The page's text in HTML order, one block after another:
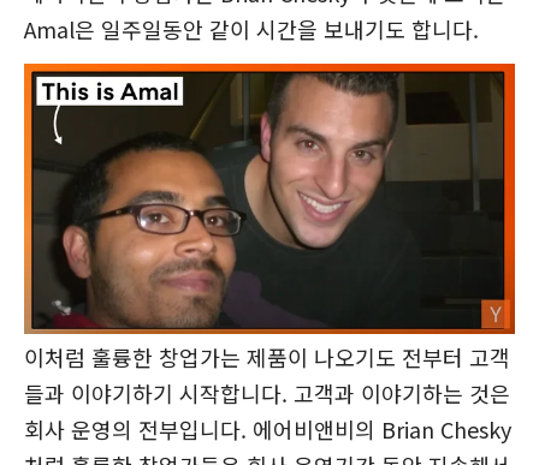
Amal은 일주일동안 같이 시간을 보내기도 합니다.
이처럼 훌륭한 창업가는 제품이 나오기도 전부터 고객
들과 이야기하기 시작합니다. 고객과 이야기하는 것은
회사 운영의 전부입니다. 에어비앤비의 Brian Chesky